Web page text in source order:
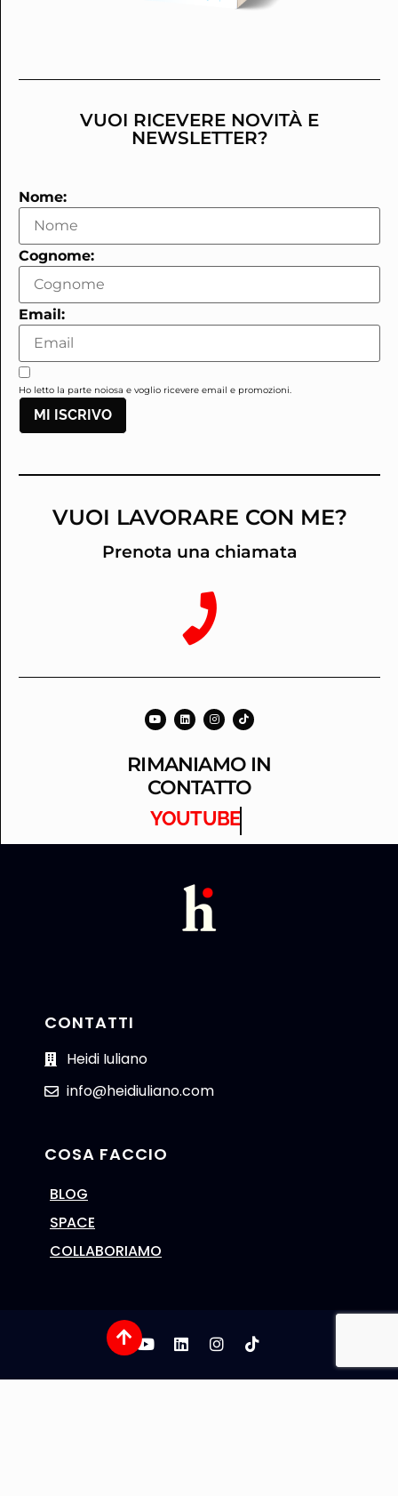
VUOI RICEVERE NOVITÀ E
NEWSLETTER?
Nome:
Cognome:
Email:
Ho letto la parte noiosa e voglio ricevere email e promozioni.
MI ISCRIVO
VUOI LAVORARE CON ME?
Prenota una chiamata
RIMANIAMO IN
CONTATTO
YOUTUBE
CONTATTI
Heidi Iuliano
info@heidiuliano.com
COSA FACCIO
BLOG
SPACE
COLLABORIAMO